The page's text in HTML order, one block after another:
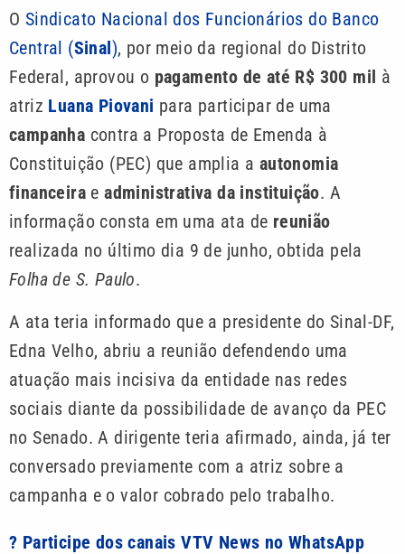
O Sindicato Nacional dos Funcionários do Banco
Central (Sinal), por meio da regional do Distrito
Federal, aprovou o pagamento de até R$ 300 mil à
atriz Luana Piovani para participar de uma
campanha contra a Proposta de Emenda à
Constituição (PEC) que amplia a autonomia
financeira eadministrativa da instituição. A
informação consta em uma ata de reunião
realizada no último dia 9 de junho, obtida pela
Folha de S. Paulo.
A ata teria informado que a presidente do Sinal-DF,
Edna Velho, abriu a reunião defendendo uma
atuação mais incisiva da entidade nas redes
sociais diante da possibilidade de avanço da PEC
no Senado. A dirigente teria afirmado, ainda, já ter
conversado previamente com a atriz sobre a
campanha e o valor cobrado pelo trabalho.
? Participe dos canais VTV News no WhatsApp